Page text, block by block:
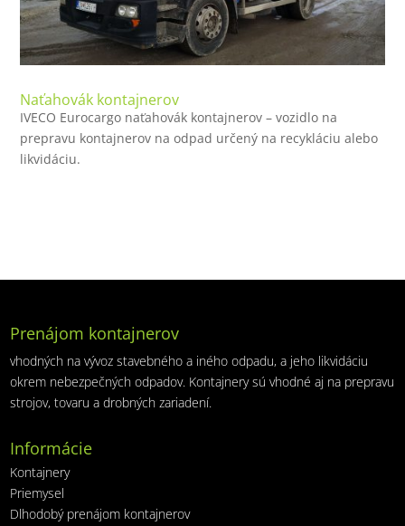
Naťahovák kontajnerov
IVECO Eurocargo naťahovák kontajnerov – vozidlo na
prepravu kontajnerov na odpad určený na recykláciu alebo
likvidáciu.
Prenájom kontajnerov
vhodných na vývoz stavebného a iného odpadu, a jeho likvidáciu
okrem nebezpečných odpadov. Kontajnery sú vhodné aj na prepravu
strojov, tovaru a drobných zariadení.
Informácie
Kontajnery
Priemysel
Dlhodobý prenájom kontajnerov